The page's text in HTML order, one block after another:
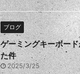
ブログ
ゲーミングキーボー
た件
2025/3/25